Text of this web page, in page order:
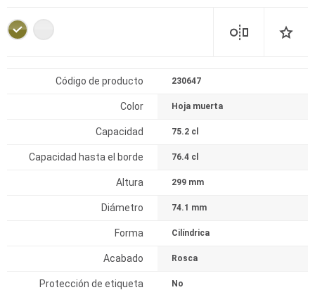
Código de producto 230647
Color Hoja muerta
Capacidad 75.2 cl
Capacidad hasta el borde 76.4 cl
Altura 299 mm
Diámetro 74.1 mm
Forma Cilíndrica
Acabado Rosca
Protección de etiqueta No